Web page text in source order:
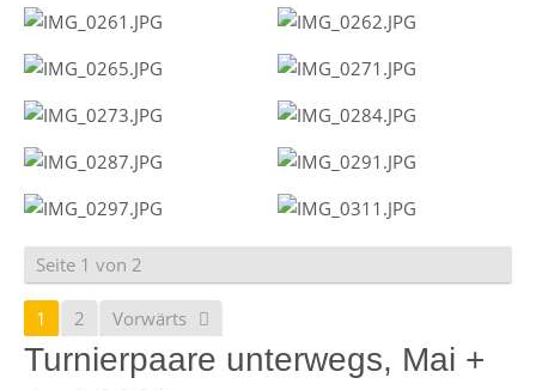
Seite 1 von 2
1 2 Vorwärts
Turnierpaare unterwegs, Mai +